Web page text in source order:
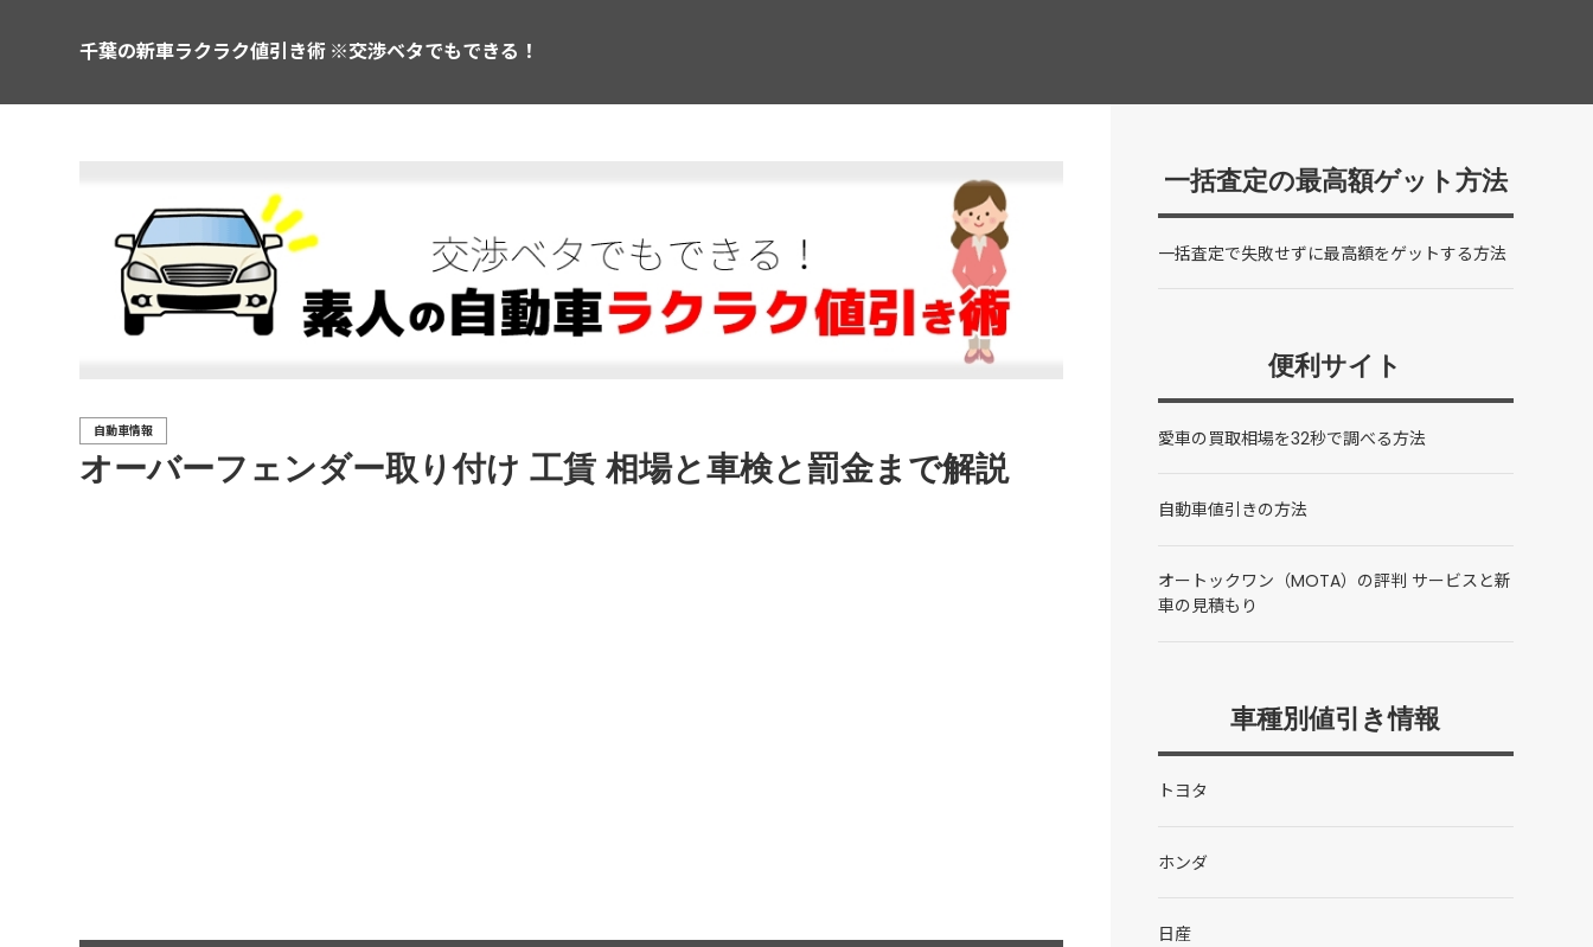
千葉の新車ラクラク値引き術 ※交渉ベタでもできる！
オーバーフェンダー取り付け 工賃 相場と車検と罰金まで解説
自動車情報
一括査定の最高額ゲット方法
一括査定で失敗せずに最高額をゲットする方法
便利サイト
愛車の買取相場を32秒で調べる方法
自動車値引きの方法
オートックワン（MOTA）の評判 サービスと新
車の見積もり
車種別値引き情報
トヨタ
ホンダ
日産